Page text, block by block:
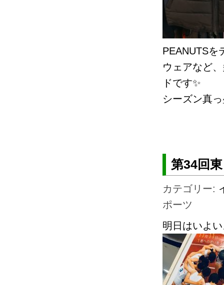
PEANUTSを
ウェアなど
ドです✨
シーズン真
第34回
カテゴリー:
ポーツ
明日はいよい